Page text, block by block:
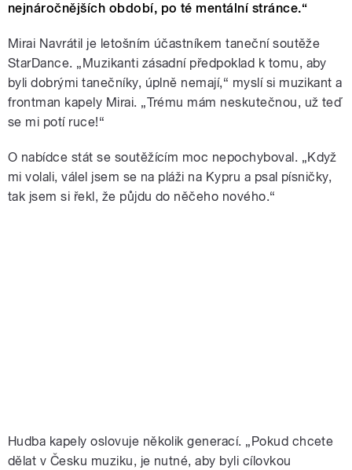
nejnáročnějších období, po té mentální stránce.“
Mirai Navrátil je letošním účastníkem taneční soutěže
StarDance. „Muzikanti zásadní předpoklad k tomu, aby
byli dobrými tanečníky, úplně nemají,“ myslí si muzikant a
frontman kapely Mirai. „Trému mám neskutečnou, už teď
se mi potí ruce!“
O nabídce stát se soutěžícím moc nepochyboval. „Když
mi volali, válel jsem se na pláži na Kypru a psal písničky,
tak jsem si řekl, že půjdu do něčeho nového.“
Hudba kapely oslovuje několik generací. „Pokud chcete
dělat v Česku muziku, je nutné, aby byli cílovkou